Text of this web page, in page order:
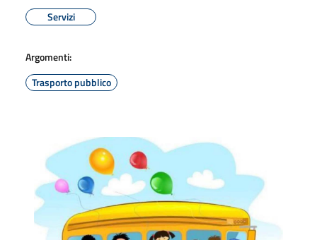
Servizi
Argomenti:
Trasporto pubblico